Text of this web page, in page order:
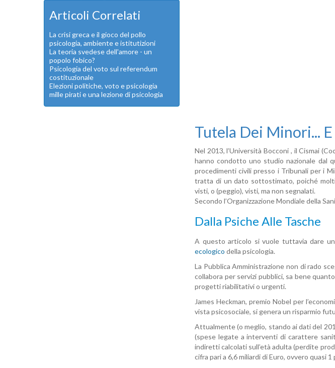
Articoli Correlati
La crisi greca e il gioco del pollo
psicologia, ambiente e istitutizioni
La teoria svedese dell'amore - un
popolo fobico?
Psicologia del voto sul referendum
costituzionale
Elezioni politiche, voto e psicologia
mille pirati e una lezione di psicologia
Tutela Dei Minori...
Nel 2013, l’Università Bocconi , il Cismai
hanno condotto uno studio nazionale dal
procedimenti civili presso i Tribunali per i
tratta di un dato sottostimato, poiché molti
visti, o (peggio), visti, ma non segnalati.
Secondo l’Organizzazione Mondiale della
Dalla Psiche Alle Tasche
A questo articolo si vuole tuttavia dare
ecologico della psicologia.
La Pubblica Amministrazione non di rado
collabora per servizi pubblici, sa bene
progetti riabilitativi o urgenti.
James Heckman, premio Nobel per
vista psicosociale, si genera un risparmio
Attualmente (o meglio, stando ai dati del
(spese legate a interventi di carattere
indiretti calcolati sull’età adulta (perdite
cifra pari a 6,6 miliardi di Euro, ovvero quasi